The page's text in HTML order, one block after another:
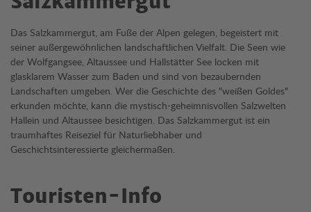
Das Salzkammergut, am Fuße der Alpen gelegen, begeistert mit
seiner außergewöhnlichen landschaftlichen Vielfalt. Die Seen wie
der Wolfgangsee, Altaussee und Hallstätter See locken mit
glasklarem Wasser zum Baden und sind von bezaubernden
Landschaften umgeben. Wer die Geschichte des "weißen Goldes"
erkunden möchte, kann die mystisch-geheimnisvollen Salzwelten
Hallein und Altaussee besichtigen. Das Salzkammergut ist ein
traumhaftes Reiseziel für Naturliebhaber und
Geschichtsinteressierte gleichermaßen.
Touristen-Info